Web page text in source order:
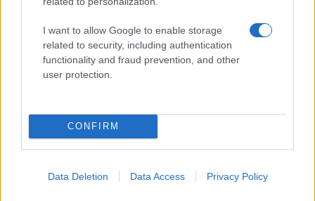
I want to allow Google to enable storage
related to security, including authentication
functionality and fraud prevention, and other
user protection.
CONFIRM
Data Deletion Data Access Privacy Policy
Lamezia International Film Fest: arte e cultura si
incontrano in Calabria
Camilla Pellegrini · 16 Lug 2026
PIÙ LETTI
Diritti delle lavoratrici in gravidanza: guida completa e
aggiornata